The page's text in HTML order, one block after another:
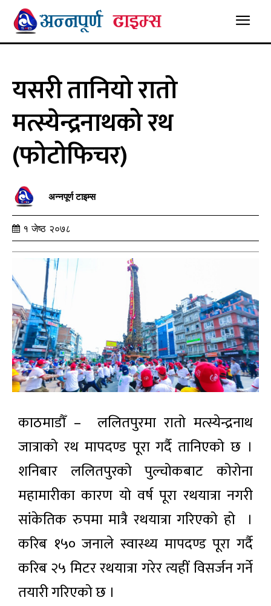
यसरी तानियो रातो
मत्स्येन्द्रनाथको रथ
(फोटोफिचर)
अन्नपूर्ण टाइम्स
१ जेष्ठ २०७८
काठमाडौँ – ललितपुरमा रातो मत्स्येन्द्रनाथ
जात्राको रथ मापदण्ड पूरा गर्दै तानिएको छ ।
शनिबार ललितपुरको पुल्चोकबाट कोरोना
महामारीका कारण यो वर्ष पूरा रथयात्रा नगरी
सांकेतिक रुपमा मात्रै रथयात्रा गरिएको हो ।
करिब १५० जनाले स्वास्थ्य मापदण्ड पूरा गर्दै
करिब २५ मिटर रथयात्रा गरेर त्यहीं विसर्जन गर्ने
तयारी गरिएको छ ।